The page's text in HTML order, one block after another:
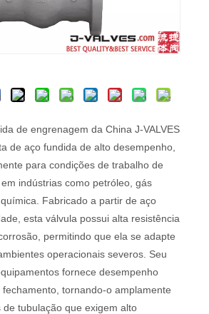
de engrenagem da China J-VALVES
de aço fundida de alto desempenho,
para condições de trabalho de
indústrias como petróleo, gás
Fabricado a partir de aço
esta válvula possui alta resistência
permitindo que ela se adapte
operacionais severos. Seu
fornece desempenho
tornando-o amplamente
de tubulação que exigem alto